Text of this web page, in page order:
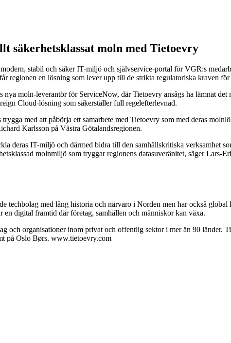
säkerhetsklassat moln med Tietoevry
stabil och säker IT-miljö och självservice-portal för VGR:s
regionen en lösning som lever upp till de strikta regulatoriska kraven
moln-leverantör för ServiceNow, där Tietoevry ansågs ha lämnat det
Cloud-lösning som säkerställer full regelefterlevnad.
med att påbörja ett samarbete med Tietoevry som med deras
Karlsson på Västra Götalandsregionen.
deras IT-miljö och därmed bidra till den samhällskritiska verksamhet
molnmiljö som tryggar regionens datasuveränitet, säger Lars-
med lång historia och närvaro i Norden men har också global
digital framtid där företag, samhällen och människor kan växa.
och organisationer inom privat och offentlig sektor i mer än 90 länder.
på Oslo Børs. www.tietoevry.com